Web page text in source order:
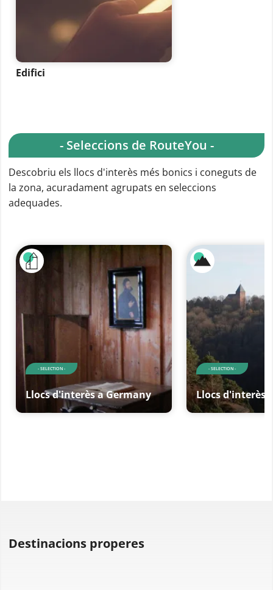
Edifici
- Seleccions de RouteYou -
Descobriu els llocs d'interès més bonics i coneguts de
la zona, acuradament agrupats en seleccions
adequades.
- SELECTION -
Llocs d'interès a Germany
- SELECTION -
Llocs d'interès
Destinacions properes